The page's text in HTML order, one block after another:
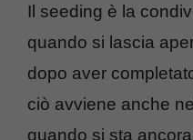
Il seeding è la
quando si lascia
dopo aver
ciò avviene anche
quando si sta